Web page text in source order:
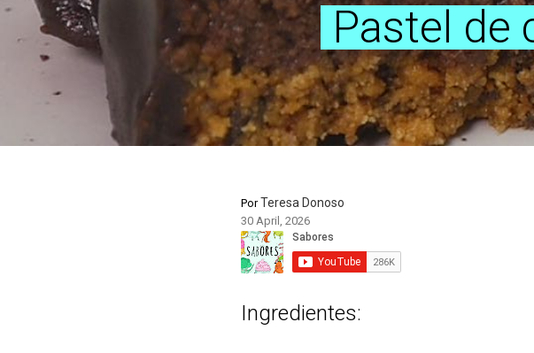
Pastel de
PorTeresa Donoso
30 April, 2026
Ingredientes: